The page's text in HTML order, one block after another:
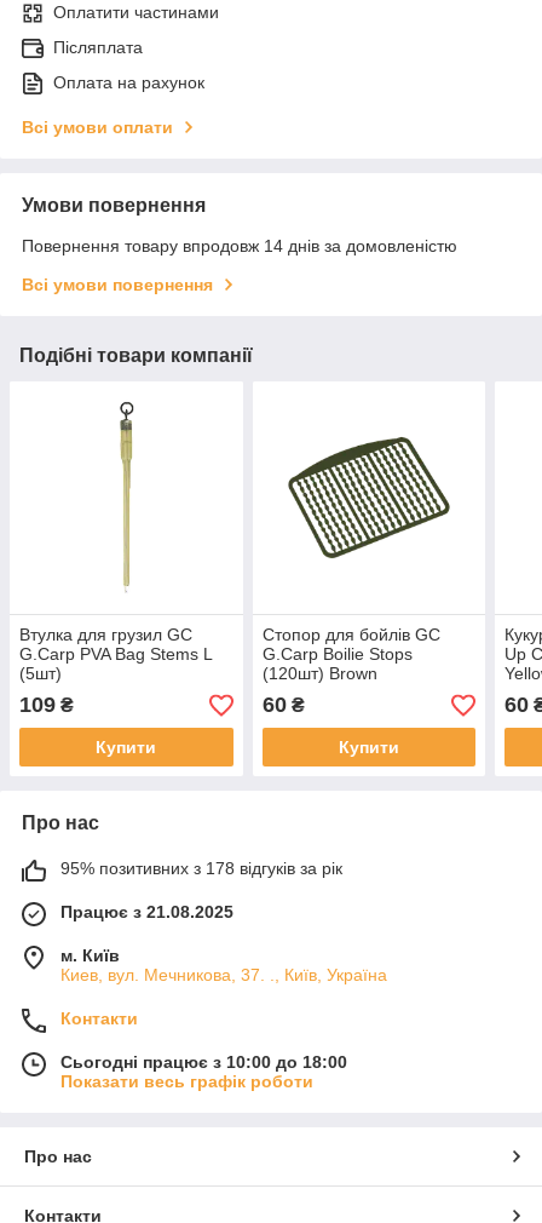
Оплатити частинами
Післяплата
Оплата на рахунок
Всі умови оплати
Умови повернення
Повернення товару впродовж 14 днів за домовленістю
Всі умови повернення
Подібні товари компанії
Втулка для грузил GC
G.Carp PVA Bag Stems L
(5шт)
109 ₴
Купити
Стопор для бойлів GC
G.Carp Boilie Stops
(120шт) Brown
60₴
Купити
Up
60
Про нас
95% позитивних з 178 відгуків за рік
Працює з 21.08.2025
м. Київ
Киев, вул. Мечникова, 37. ., Київ, Україна
Контакти
Сьогодні працює з 10:00 до 18:00
Показати весь графік роботи
Про нас
Контакти